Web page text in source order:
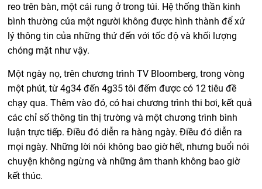
reo trên bàn, một cái rung ở trong túi. Hệ thống thần kinh
bình thường của một người không được hình thành để xử
lý thông tin của những thứ đến với tốc độ và khối lượng
chóng mặt như vậy.
Một ngày nọ, trên chương trình TV Bloomberg, trong vòng
một phút, từ 4g34 đến 4g35 tôi đếm được có 12 tiêu đề
chạy qua. Thêm vào đó, có hai chương trình thi bơi, kết quả
các chỉ số thông tin thị trường và một chương trình bình
luận trực tiếp. Điều đó diễn ra hàng ngày. Điều đó diễn ra
mọi ngày. Những lời nói không bao giờ hết, nhưng buổi nói
chuyện không ngừng và những âm thanh không bao giờ
kết thúc.